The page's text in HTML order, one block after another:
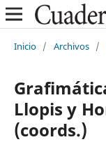
Inicio / Archivos /
Llopis y
(coords.)